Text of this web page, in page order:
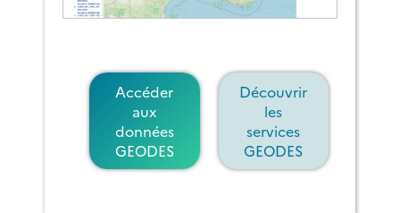
Accéder
aux
données
GEODES
Découvrir
les
services
GEODES